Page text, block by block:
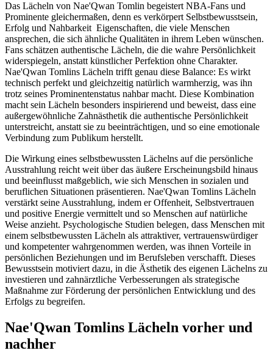
Das Lächeln von Nae'Qwan Tomlin begeistert NBA-Fans und
Prominente gleichermaßen, denn es verkörpert Selbstbewusstsein,
Erfolg und Nahbarkeit Eigenschaften, die viele Menschen
ansprechen, die sich ähnliche Qualitäten in ihrem Leben wünschen.
Fans schätzen authentische Lächeln, die die wahre Persönlichkeit
widerspiegeln, anstatt künstlicher Perfektion ohne Charakter.
Nae'Qwan Tomlins Lächeln trifft genau diese Balance: Es wirkt
technisch perfekt und gleichzeitig natürlich warmherzig, was ihn
trotz seines Prominentenstatus nahbar macht. Diese Kombination
macht sein Lächeln besonders inspirierend und beweist, dass eine
außergewöhnliche Zahnästhetik die authentische Persönlichkeit
unterstreicht, anstatt sie zu beeinträchtigen, und so eine emotionale
Verbindung zum Publikum herstellt.
Die Wirkung eines selbstbewussten Lächelns auf die persönliche
Ausstrahlung reicht weit über das äußere Erscheinungsbild hinaus
und beeinflusst maßgeblich, wie sich Menschen in sozialen und
beruflichen Situationen präsentieren. Nae'Qwan Tomlins Lächeln
verstärkt seine Ausstrahlung, indem er Offenheit, Selbstvertrauen
und positive Energie vermittelt und so Menschen auf natürliche
Weise anzieht. Psychologische Studien belegen, dass Menschen mit
einem selbstbewussten Lächeln als attraktiver, vertrauenswürdiger
und kompetenter wahrgenommen werden, was ihnen Vorteile in
persönlichen Beziehungen und im Berufsleben verschafft. Dieses
Bewusstsein motiviert dazu, in die Ästhetik des eigenen Lächelns zu
investieren und zahnärztliche Verbesserungen als strategische
Maßnahme zur Förderung der persönlichen Entwicklung und des
Erfolgs zu begreifen.
Nae'Qwan Tomlins Lächeln vorher und
nachher